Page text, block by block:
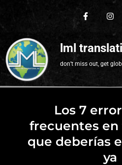
lml
don’t miss out, get
Los 7
frecuentes
que deberías
ya